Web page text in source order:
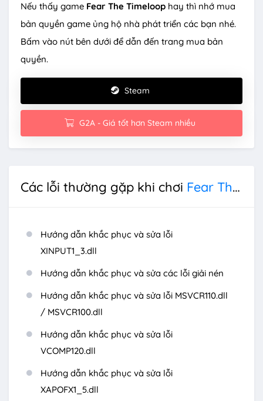
Nếu thấy game Fear The Timeloop hay thì nhớ mua
bản quyền game ủng hộ nhà phát triển các bạn nhé.
Bấm vào nút bên dưới để dẫn đến trang mua bản
quyền.
Steam
G2A - Giá tốt hơn Steam nhiều
Các lỗi thường gặp khi chơi Fear The Timeloop
Hướng dẫn khắc phục và sửa lỗi
XINPUT1_3.dll
Hướng dẫn khắc phục và sửa các lỗi giải nén
Hướng dẫn khắc phục và sửa lỗi MSVCR110.dll
/ MSVCR100.dll
Hướng dẫn khắc phục và sửa lỗi
VCOMP120.dll
Hướng dẫn khắc phục và sửa lỗi
XAPOFX1_5.dll